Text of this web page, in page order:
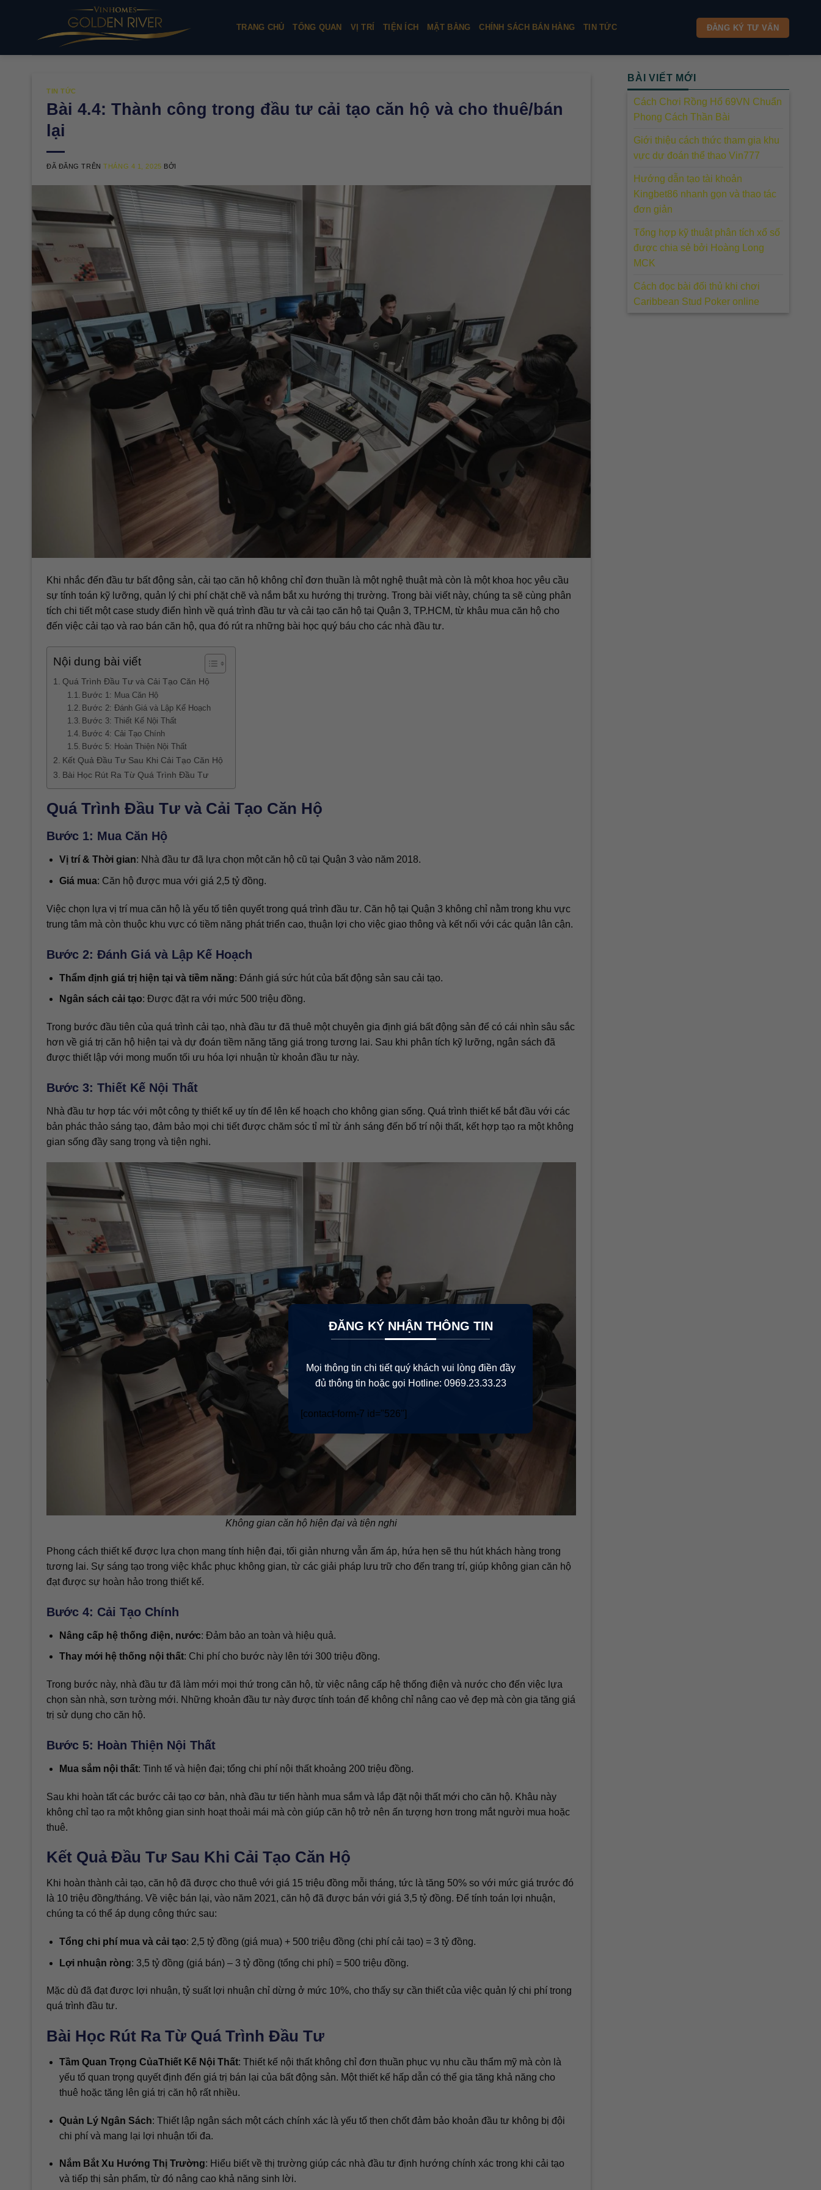
ĐĂNG KÝ NHẬN THÔNG TIN
Mọi thông tin chi tiết quý khách vui lòng điền đầy
đủ thông tin hoặc gọi Hotline: 0969.23.33.23
[contact-form-7 id="526"]
dung
TRANG CHỦ TỔNG QUAN VỊ TRÍ TIỆN ÍCH MẶT BẰNG CHÍNH SÁCH BÁN HÀNG TIN TỨC ĐĂNG KÝ TƯ VẤN
TIN TỨC
Bài 4.4: Thành công trong đầu tư cải tạo căn hộ và cho thuê/bán
lại
ĐÃ ĐĂNG TRÊNTHÁNG 4 1, 2025 BỞI
Khi nhắc đến đầu tư bất động sản, cải tạo căn hộ không chỉ đơn thuần là một nghệ thuật mà còn là một khoa học yêu cầu
sự tính toán kỹ lưỡng, quản lý chi phí chặt chẽ và nắm bắt xu hướng thị trường. Trong bài viết này, chúng ta sẽ cùng phân
tích chi tiết một case study điển hình về quá trình đầu tư và cải tạo căn hộ tại Quận 3, TP.HCM, từ khâu mua căn hộ cho
đến việc cải tạo và rao bán căn hộ, qua đó rút ra những bài học quý báu cho các nhà đầu tư.
Nội dung bài viết
Quá Trình Đầu Tư và Cải Tạo Căn Hộ
Bước 1: Mua Căn Hộ
Bước 2: Đánh Giá và Lập Kế Hoạch
Bước 3: Thiết Kế Nội Thất
Bước 4: Cải Tạo Chính
Bước 5: Hoàn Thiện Nội Thất
Kết Quả Đầu Tư Sau Khi Cải Tạo Căn Hộ
Bài Học Rút Ra Từ Quá Trình Đầu Tư
Quá Trình Đầu Tư và Cải Tạo Căn Hộ
Bước 1: Mua Căn Hộ
Vị trí & Thời gian: Nhà đầu tư đã lựa chọn một căn hộ cũ tại Quận 3 vào năm 2018.
Giá mua: Căn hộ được mua với giá 2,5 tỷ đồng.
Việc chọn lựa vị trí mua căn hộ là yếu tố tiên quyết trong quá trình đầu tư. Căn hộ tại Quận 3 không chỉ nằm trong khu vực
trung tâm mà còn thuộc khu vực có tiềm năng phát triển cao, thuận lợi cho việc giao thông và kết nối với các quận lân cận.
Bước 2: Đánh Giá và Lập Kế Hoạch
Thẩm định giá trị hiện tại và tiềm năng: Đánh giá sức hút của bất động sản sau cải tạo.
Ngân sách cải tạo: Được đặt ra với mức 500 triệu đồng.
Trong bước đầu tiên của quá trình cải tạo, nhà đầu tư đã thuê một chuyên gia định giá bất động sản để có cái nhìn sâu sắc
hơn về giá trị căn hộ hiện tại và dự đoán tiềm năng tăng giá trong tương lai. Sau khi phân tích kỹ lưỡng, ngân sách đã
được thiết lập với mong muốn tối ưu hóa lợi nhuận từ khoản đầu tư này.
Bước 3: Thiết Kế Nội Thất
Nhà đầu tư hợp tác với một công ty thiết kế uy tín để lên kế hoạch cho không gian sống. Quá trình thiết kế bắt đầu với các
bản phác thảo sáng tạo, đảm bảo mọi chi tiết được chăm sóc tỉ mỉ từ ánh sáng đến bố trí nội thất, kết hợp tạo ra một không
gian sống đầy sang trọng và tiện nghi.
Không gian căn hộ hiện đại và tiện nghi
Phong cách thiết kế được lựa chọn mang tính hiện đại, tối giản nhưng vẫn ấm áp, hứa hẹn sẽ thu hút khách hàng trong
tương lai. Sự sáng tạo trong việc khắc phục không gian, từ các giải pháp lưu trữ cho đến trang trí, giúp không gian căn hộ
đạt được sự hoàn hảo trong thiết kế.
Bước 4: Cải Tạo Chính
Nâng cấp hệ thống điện, nước: Đảm bảo an toàn và hiệu quả.
Thay mới hệ thống nội thất: Chi phí cho bước này lên tới 300 triệu đồng.
Trong bước này, nhà đầu tư đã làm mới mọi thứ trong căn hộ, từ việc nâng cấp hệ thống điện và nước cho đến việc lựa
chọn sàn nhà, sơn tường mới. Những khoản đầu tư này được tính toán để không chỉ nâng cao vẻ đẹp mà còn gia tăng giá
trị sử dụng cho căn hộ.
Bước 5: Hoàn Thiện Nội Thất
Mua sắm nội thất: Tinh tế và hiện đại; tổng chi phí nội thất khoảng 200 triệu đồng.
Sau khi hoàn tất các bước cải tạo cơ bản, nhà đầu tư tiến hành mua sắm và lắp đặt nội thất mới cho căn hộ. Khâu này
không chỉ tạo ra một không gian sinh hoạt thoải mái mà còn giúp căn hộ trở nên ấn tượng hơn trong mắt người mua hoặc
thuê.
Kết Quả Đầu Tư Sau Khi Cải Tạo Căn Hộ
Khi hoàn thành cải tạo, căn hộ đã được cho thuê với giá 15 triệu đồng mỗi tháng, tức là tăng 50% so với mức giá trước đó
là 10 triệu đồng/tháng. Về việc bán lại, vào năm 2021, căn hộ đã được bán với giá 3,5 tỷ đồng. Để tính toán lợi nhuận,
chúng ta có thể áp dụng công thức sau:
Tổng chi phí mua và cải tạo: 2,5 tỷ đồng (giá mua) + 500 triệu đồng (chi phí cải tạo) = 3 tỷ đồng.
Lợi nhuận ròng: 3,5 tỷ đồng (giá bán) – 3 tỷ đồng (tổng chi phí) = 500 triệu đồng.
Mặc dù đã đạt được lợi nhuận, tỷ suất lợi nhuận chỉ dừng ở mức 10%, cho thấy sự cần thiết của việc quản lý chi phí trong
quá trình đầu tư.
Bài Học Rút Ra Từ Quá Trình Đầu Tư
Tầm Quan Trọng CủaThiết Kế Nội Thất: Thiết kế nội thất không chỉ đơn thuần phục vụ nhu cầu thẩm mỹ mà còn là
yếu tố quan trọng quyết định đến giá trị bán lại của bất động sản. Một thiết kế hấp dẫn có thể gia tăng khả năng cho
thuê hoặc tăng lên giá trị căn hộ rất nhiều.
Quản Lý Ngân Sách: Thiết lập ngân sách một cách chính xác là yếu tố then chốt đảm bảo khoản đầu tư không bị đội
chi phí và mang lại lợi nhuận tối đa.
Nắm Bắt Xu Hướng Thị Trường: Hiểu biết về thị trường giúp các nhà đầu tư định hướng chính xác trong khi cải tạo
và tiếp thị sản phẩm, từ đó nâng cao khả năng sinh lời.
BÀI VIẾT MỚI
Cách Chơi Rồng Hổ 69VN Chuẩn
Phong Cách Thần Bài
Giới thiệu cách thức tham gia khu
vực dự đoán thể thao Vin777
Hướng dẫn tạo tài khoản
Kingbet86 nhanh gọn và thao tác
đơn giản
Tổng hợp kỹ thuật phân tích xổ số
được chia sẻ bởi Hoàng Long
MCK
Cách đọc bài đối thủ khi chơi
Caribbean Stud Poker online